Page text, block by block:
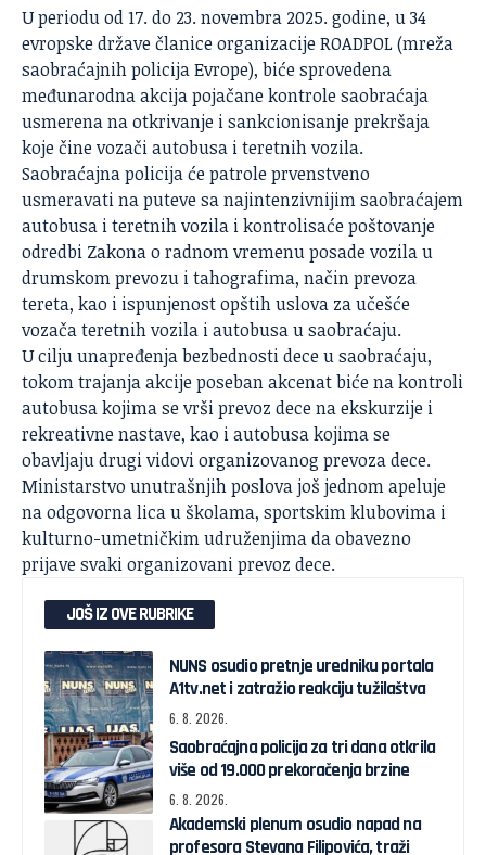
U periodu od 17. do 23. novembra 2025. godine, u 34
evropske države članice organizacije ROADPOL (mreža
saobraćajnih policija Evrope), biće sprovedena
međunarodna akcija pojačane kontrole saobraćaja
usmerena na otkrivanje i sankcionisanje prekršaja
koje čine vozači autobusa i teretnih vozila.
Saobraćajna policijaće patrole prvenstveno
usmeravati na puteve sa najintenzivnijim saobraćajem
autobusa i teretnih vozila i kontrolisaće poštovanje
odredbi Zakona o radnom vremenu posade vozila u
drumskom prevozu i tahografima, način prevoza
tereta, kao i ispunjenost opštih uslova za učešće
vozača teretnih vozila i autobusa u saobraćaju.
U cilju unapređenja bezbednosti dece u saobraćaju,
tokom trajanja akcije poseban akcenat biće na kontroli
autobusa kojima se vrši prevoz dece na ekskurzije i
rekreativne nastave, kao i autobusa kojima se
obavljaju drugi vidovi organizovanog prevoza dece.
Ministarstvo unutrašnjih poslova još jednom apeluje
na odgovorna lica u školama, sportskim klubovima i
kulturno-umetničkim udruženjima da obavezno
prijave svaki organizovani prevoz dece.
JOŠ IZ OVE RUBRIKE
NUNS osudio pretnje uredniku portala
A1tv.net i zatražio reakciju tužilaštva
6. 8. 2026.
Saobraćajna policija za tri dana otkrila
više od 19.000 prekoračenja brzine
6. 8. 2026.
Akademski plenum osudio napad na
profesora Stevana Filipovića, traži